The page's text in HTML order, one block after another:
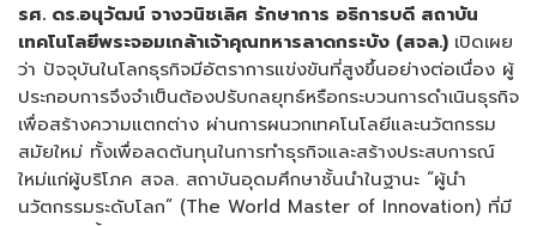
รศ. ดร.อนุวัฒน์ จางวนิชเลิศ รักษาการ อธิการบดี สถาบัน
เทคโนโลยีพระจอมเกล้าเจ้าคุณทหารลาดกระบัง (สจล.) เปิดเผย
ว่า ปัจจุบันในโลกธุรกิจมีอัตราการแข่งขันที่สูงขึ้นอย่างต่อเนื่อง ผู้
ประกอบการจึงจำเป็นต้องปรับกลยุทธ์หรือกระบวนการดำเนินธุรกิจ
เพื่อสร้างความแตกต่าง ผ่านการผนวกเทคโนโลยีและนวัตกรรม
สมัยใหม่ ทั้งเพื่อลดต้นทุนในการทำธุรกิจและสร้างประสบการณ์
ใหม่แก่ผู้บริโภค สจล. สถาบันอุดมศึกษาชั้นนำในฐานะ “ผู้นำ
นวัตกรรมระดับโลก” (The World Master of Innovation) ที่มี